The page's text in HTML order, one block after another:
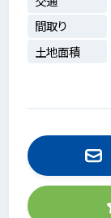
間取り
土地面積